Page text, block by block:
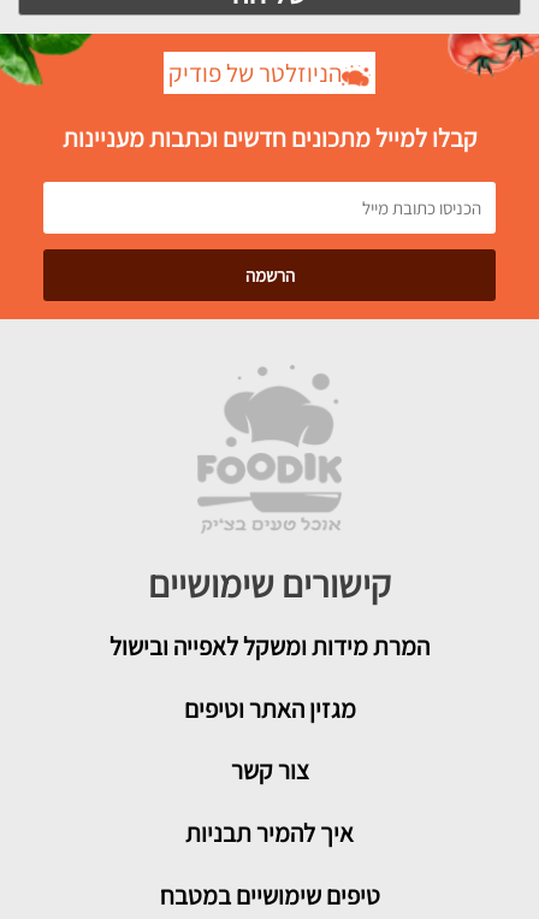
הניוזלטר של פודיק
קבלו למייל מתכונים חדשים וכתבות מעניינות
קישורים שימושיים
המרת מידות ומשקל לאפייה ובישול
מגזין האתר וטיפים
צור קשר
איך להמיר תבניות
טיפים שימושיים במטבח